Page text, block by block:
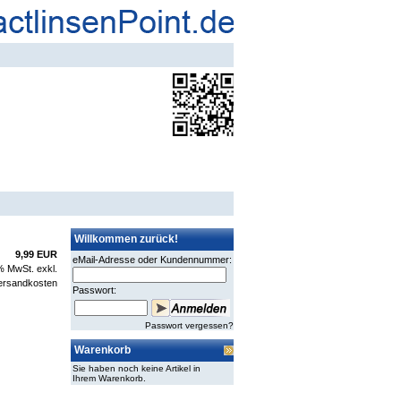
9,99 EUR
MwSt. exkl.
Willkommen zurück!
eMail-Adresse oder Kundennummer:
Passwort:
Passwort vergessen?
Warenkorb
Sie haben noch keine Artikel in
Ihrem Warenkorb.